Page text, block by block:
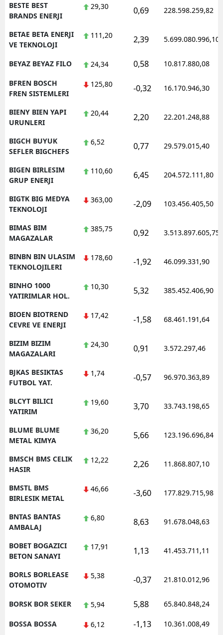
BESTE BEST
BRANDS ENERJI
29,30 0,69 228.598.259,82
BETAE BETA ENERJI
VE TEKNOLOJI
111,20 2,39 5.699.080.996,10
BEYAZ BEYAZ FILO 24,34 0,58 10.817.880,08
BFREN BOSCH
FREN SISTEMLERI
125,80 -0,32 16.170.946,30
BIENY BIEN YAPI
URUNLERI
20,44 2,20 22.201.248,88
BIGCH BUYUK
SEFLER BIGCHEFS
6,52 0,77 29.579.015,40
BIGEN BIRLESIM
GRUP ENERJI
110,60 6,45 204.572.111,80
BIGTK BIG MEDYA
TEKNOLOJI
363,00 -2,09 103.456.405,50
BIMAS BIM
MAGAZALAR
385,75 0,92 3.513.897.605,75
BINBN BIN ULASIM
TEKNOLOJILERI
178,60 -1,92 46.099.331,90
BINHO 1000
YATIRIMLAR HOL.
10,30 5,32 385.452.406,90
BIOEN BIOTREND
CEVRE VE ENERJI
17,42 -1,58 68.461.191,64
BIZIM BIZIM
MAGAZALARI
24,30 0,91 3.572.297,46
BJKAS BESIKTAS
FUTBOL YAT.
1,74 -0,57 96.970.363,89
BLCYT BILICI
YATIRIM
19,60 3,70 33.743.198,65
BLUME BLUME
METAL KIMYA
36,20 5,66 123.196.696,84
BMSCH BMS CELIK
HASIR
12,22 2,26 11.868.807,10
BMSTL BMS
BIRLESIK METAL
46,66 -3,60 177.829.715,98
BNTAS BANTAS
AMBALAJ
6,80 8,63 91.678.048,63
BOBET BOGAZICI
BETON SANAYI
17,91 1,13 41.453.711,11
BORLS BORLEASE
OTOMOTIV
5,38 -0,37 21.810.012,96
BORSK BOR SEKER 5,94 5,88 65.840.848,24
BOSSA BOSSA 6,12 -1,13 10.361.008,49